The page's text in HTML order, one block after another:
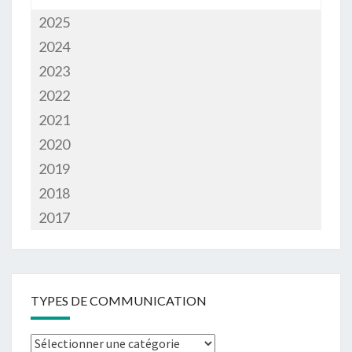
2025
2024
2023
2022
2021
2020
2019
2018
2017
TYPES DE COMMUNICATION
Types